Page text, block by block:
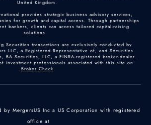
United Kingdom.
provides strategic business advisory services,
for growth and capital access. Through partnerships
bankers, clients can access tailored capital-raising
solutions.
Securities transactions are exclusively conducted by
LLC, a Registered Representative of, and Securities
BA Securities, LLC, a FINRA-registered broker-dealer.
investment professionals associated with this site on
Broker Check.
MergersUS Inc a US Corporation with registered
office at